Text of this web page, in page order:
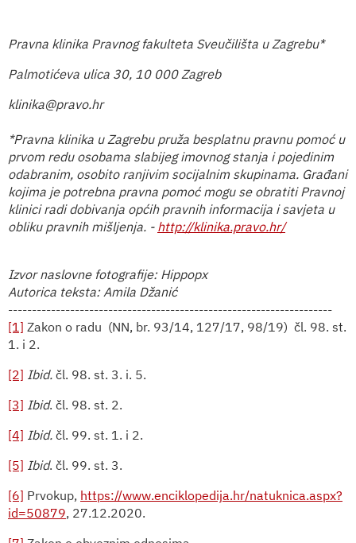
Pravna klinika Pravnog fakulteta Sveučilišta u Zagrebu*
Palmotićeva ulica 30, 10 000 Zagreb
klinika@pravo.hr
*Pravna klinika u Zagrebu pruža besplatnu pravnu pomoć u
prvom redu osobama slabijeg imovnog stanja i pojedinim
odabranim, osobito ranjivim socijalnim skupinama. Građani
kojima je potrebna pravna pomoć mogu se obratiti Pravnoj
klinici radi dobivanja općih pravnih informacija i savjeta u
obliku pravnih mišljenja. - http://klinika.pravo.hr/
Izvor naslovne fotografije: Hippopx
Autorica teksta: Amila Džanić
--------------------------------------------------------------------
[1] Zakon o radu (NN, br. 93/14, 127/17, 98/19) čl. 98. st.
1. i 2.
[2] Ibid. čl. 98. st. 3. i. 5.
[3] Ibid. čl. 98. st. 2.
[4] Ibid. čl. 99. st. 1. i 2.
[5] Ibid. čl. 99. st. 3.
[6] Prvokup, https://www.enciklopedija.hr/natuknica.aspx?
id=50879, 27.12.2020.